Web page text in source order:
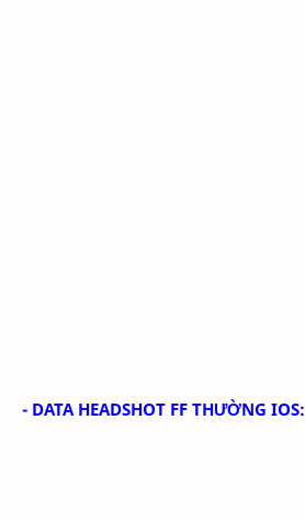
- DATA HEADSHOT FF THƯỜNG IOS: